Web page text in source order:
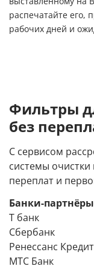
распечатайте его,
рабочих дней и
Фильтры
без
С сервисом
системы
переплат и
Банки-
Т банк
Сбербанк
Ренессанс Кредит
МТС Банк